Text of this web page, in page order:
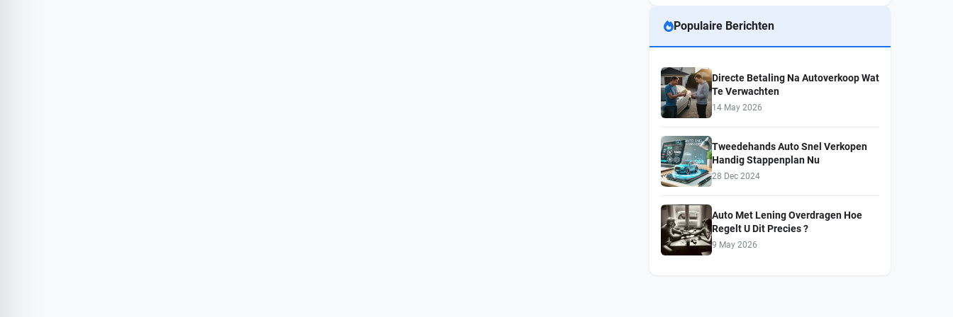
Populaire Berichten
Directe Betaling Na Autoverkoop Wat
Te Verwachten
14 May 2026
Tweedehands Auto Snel Verkopen
Handig Stappenplan Nu
28 Dec 2024
Auto Met Lening Overdragen Hoe
Regelt U Dit Precies ?
9 May 2026